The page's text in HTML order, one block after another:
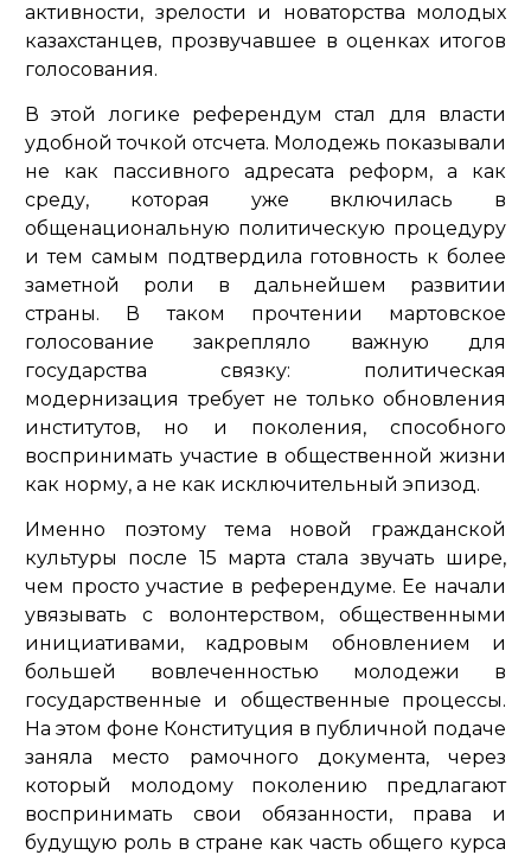
активности, зрелости и новаторства молодых
казахстанцев, прозвучавшее в оценках итогов
голосования.
В этой логике референдум стал для власти
удобной точкой отсчета. Молодежь показывали
не как пассивного адресата реформ, а как
среду, которая уже включилась в
общенациональную политическую процедуру
и тем самым подтвердила готовность к более
заметной роли в дальнейшем развитии
страны. В таком прочтении мартовское
голосование закрепляло важную для
государства связку: политическая
модернизация требует не только обновления
институтов, но и поколения, способного
воспринимать участие в общественной жизни
как норму, а не как исключительный эпизод.
Именно поэтому тема новой гражданской
культуры после 15 марта стала звучать шире,
чем просто участие в референдуме. Ее начали
увязывать с волонтерством, общественными
инициативами, кадровым обновлением и
большей вовлеченностью молодежи в
государственные и общественные процессы.
На этом фоне Конституция в публичной подаче
заняла место рамочного документа, через
который молодому поколению предлагают
воспринимать свои обязанности, права и
будущую роль в стране как часть общего курса